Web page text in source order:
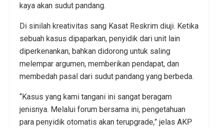
kaya akan sudut pandang.
Di sinilah kreativitas sang Kasat Reskrim diuji. Ketika
sebuah kasus dipaparkan, penyidik dari unit lain
diperkenankan, bahkan didorong untuk saling
melempar argumen, memberikan pendapat, dan
membedah pasal dari sudut pandang yang berbeda.
“Kasus yang kami tangani ini sangat beragam
jenisnya. Melalui forum bersama ini, pengetahuan
para penyidik otomatis akan terupgrade,” jelas AKP